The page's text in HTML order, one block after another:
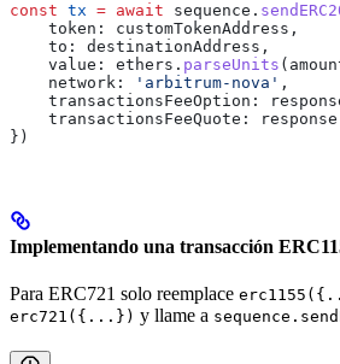
const tx = await sequence .
    token:
customTokenAddress ,
    to:
destinationAddress ,
    value:
ethers . parseUnits (
    network:
'arbitrum-nova' ,
    transactionsFeeOption:
    transactionsFeeQuote:
response
})
Implementando una transacción
Para ERC721 solo reemplace
erc721({...}) y llame a